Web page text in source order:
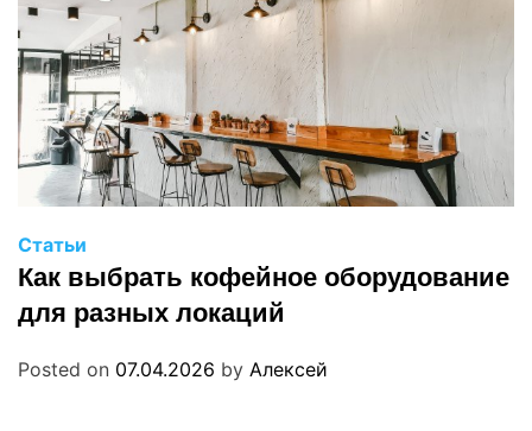
Статьи
Как выбрать кофейное оборудование
для разных локаций
Posted on 07.04.2026 by Алексей